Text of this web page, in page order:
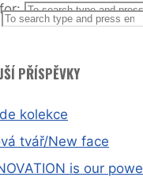
PŘÍSPĚVKY
kolekce
tvář/New face
is our